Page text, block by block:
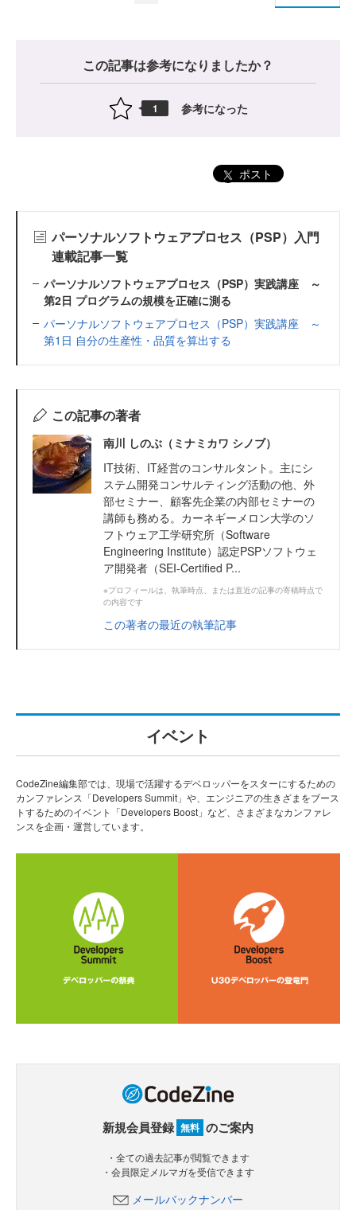
この記事は参考になりましたか？
1 参考になった
ポスト
パーソナルソフトウェアプロセス（PSP）入門
連載記事一覧
パーソナルソフトウェアプロセス（PSP）実践講座 ～
第2日 プログラムの規模を正確に測る
パーソナルソフトウェアプロセス（PSP）実践講座 ～
第1日 自分の生産性・品質を算出する
この記事の著者
南川 しのぶ（ミナミカワ シノブ）
IT技術、IT経営のコンサルタント。主にシ
ステム開発コンサルティング活動の他、外
部セミナー、顧客先企業の内部セミナーの
講師も務める。カーネギーメロン大学のソ
フトウェア工学研究所（Software
Engineering Institute）認定PSPソフトウェ
ア開発者（SEI-Certified P...
※プロフィールは、執筆時点、または直近の記事の寄稿時点で
の内容です
この著者の最近の執筆記事
イベント
CodeZine編集部では、現場で活躍するデベロッパーをスターにするための
カンファレンス「Developers Summit」や、エンジニアの生きざまをブース
トするためのイベント「Developers Boost」など、さまざまなカンファレ
ンスを企画・運営しています。
新規会員登録 無料 のご案内
・全ての過去記事が閲覧できます
・会員限定メルマガを受信できます
メールバックナンバー